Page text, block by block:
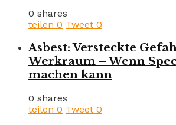
0 shares
teilen 0 Tweet 0
Asbest: Versteckte
Werkraum – Wenn
machen kann
0 shares
teilen 0 Tweet 0